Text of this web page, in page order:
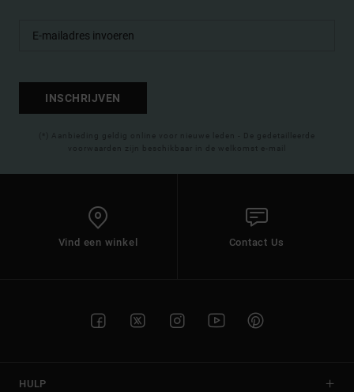
INSCHRIJVEN
(*) Aanbieding geldig online voor nieuwe leden - De gedetailleerde
voorwaarden zijn beschikbaar in de welkomst e-mail
Vind een winkel Contact Us
HULP